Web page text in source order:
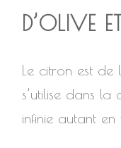
D’OLIVE
Le citron est
s’utilise dans la
infinie autant en